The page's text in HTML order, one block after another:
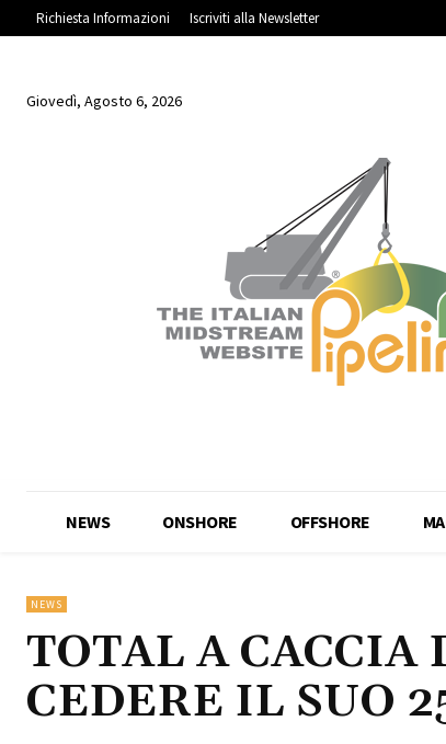
Richiesta Informazioni Iscriviti alla Newsletter
Giovedì, Agosto 6, 2026
NEWS ONSHORE OFFSHORE
NEWS
TOTAL A
CEDERE IL SUO